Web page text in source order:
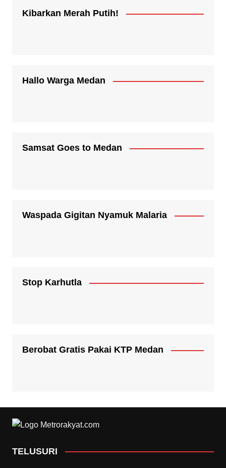
Kibarkan Merah Putih!
Hallo Warga Medan
Samsat Goes to Medan
Waspada Gigitan Nyamuk Malaria
Stop Karhutla
Berobat Gratis Pakai KTP Medan
TELUSURI